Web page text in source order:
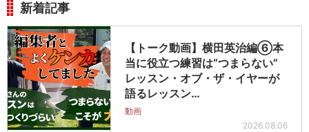
新着記事
【トーク動画】横田英治編⑥本
当に役立つ練習は“つまらない”
レッスン・オブ・ザ・イヤーが
語るレッスン…
動画
2026.08.06